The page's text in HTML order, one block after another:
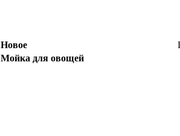
Новое
Мойка для овощей